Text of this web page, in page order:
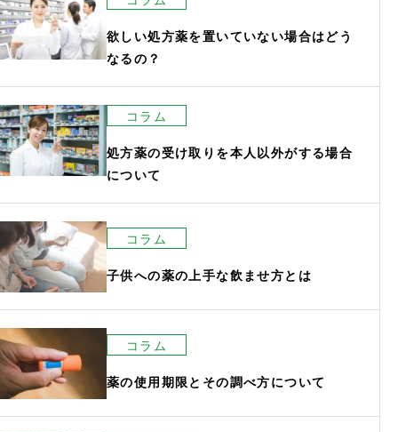
ン
欲しい処方薬を置いていない場合はどう
なるの？
コラム
処方薬の受け取りを本人以外がする場合
について
コラム
子供への薬の上手な飲ませ方とは
コラム
薬の使用期限とその調べ方について